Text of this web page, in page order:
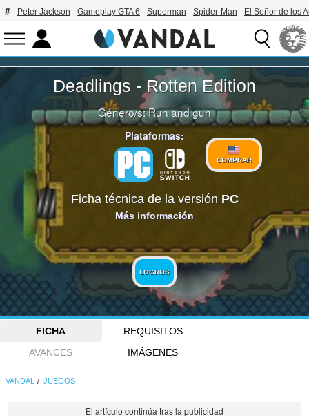
Peter Jackson Gameplay GTA 6 Superman Spider-Man El Señor de los
Deadlings - Rotten Edition
Género/s:Run and gun
Plataformas:
COMPRAR
Ficha técnica de la versión PC
Más información
LOGROS
FICHA
REQUISITOS
AVANCES
IMÁGENES
VANDAL JUEGOS